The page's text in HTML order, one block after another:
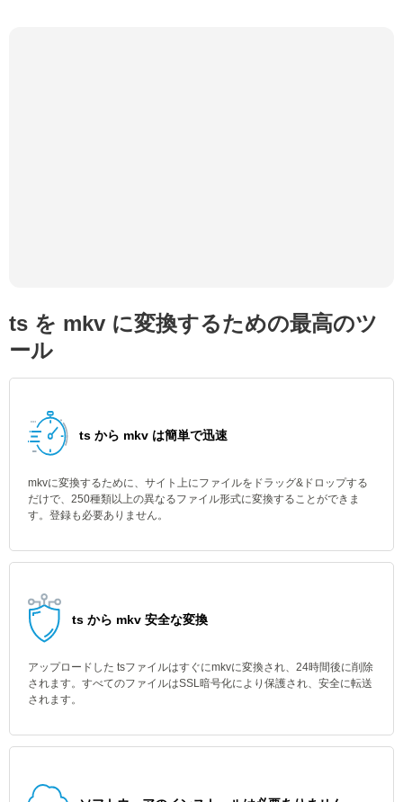
ts を mkv に変換するための最高のツ
ール
ts から mkv は簡単で迅速
mkvに変換するために、サイト上にファイルをドラッグ&ドロップする
だけで、250種類以上の異なるファイル形式に変換することができま
す。登録も必要ありません。
ts から mkv 安全な変換
アップロードした tsファイルはすぐにmkvに変換され、24時間後に削除
されます。すべてのファイルはSSL暗号化により保護され、安全に転送
されます。